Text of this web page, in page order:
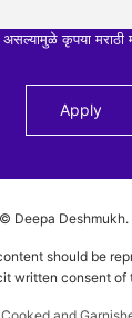
कृपया मराठी
© Deepa Deshmukh.
should be
written consent of